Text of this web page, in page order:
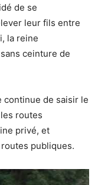
de se
leur fils entre
la reine
ceinture de
continue de saisir le
routes
privé, et
publiques.